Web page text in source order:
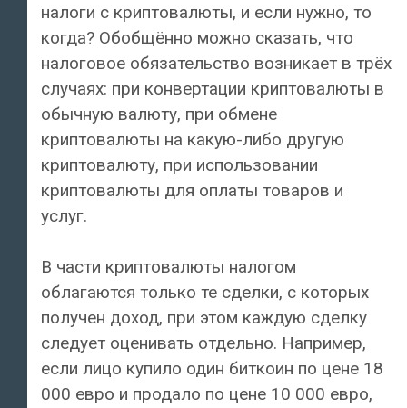
налоги с криптовалюты, и если нужно, то
когда? Обобщённо можно сказать, что
налоговое обязательство возникает в трёх
случаях: при конвертации криптовалюты в
обычную валюту, при обмене
криптовалюты на какую-либо другую
криптовалюту, при использовании
криптовалюты для оплаты товаров и
услуг.
В части криптовалюты налогом
облагаются только те сделки, с которых
получен доход, при этом каждую сделку
следует оценивать отдельно. Например,
если лицо купило один биткоин по цене 18
000 евро и продало по цене 10 000 евро,